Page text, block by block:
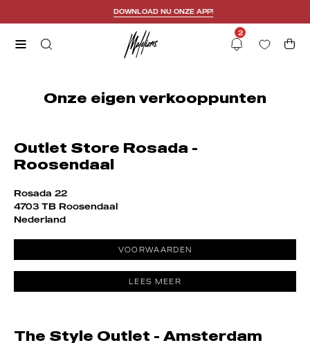
to
content
DOWNLOAD NU ONZE APP!
OpenOPEN
Notifications
2
Onze eigen verkooppunten
Outlet Store Rosada -
Roosendaal
Rosada 22
4703 TB Roosendaal
Nederland
VOORWAARDEN
LEES MEER
The Style Outlet - Amsterdam